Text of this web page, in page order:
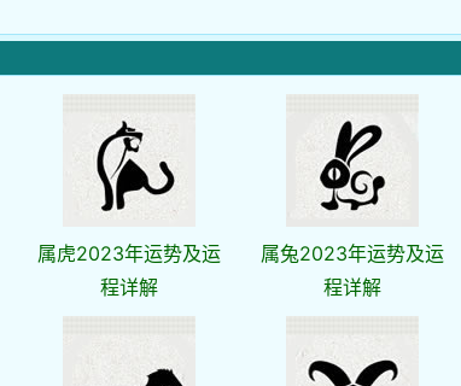
属虎2023年运势及运
程详解
属兔2023年运势及运
程详解